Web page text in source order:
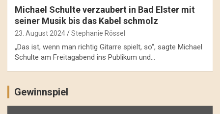
Michael Schulte verzaubert in Bad Elster mit
seiner Musik bis das Kabel schmolz
23. August 2024 Stephanie Rössel
„Das ist, wenn man richtig Gitarre spielt, so“, sagte Michael
Schulte am Freitagabend ins Publikum und…
Gewinnspiel